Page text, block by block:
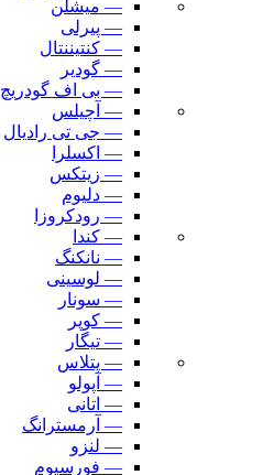
— میشلن
— پیرلی
— کنتیننتال
— گودیر
— بی اف گودریچ
— آچیلس
— جی تی رادیال
— اکسلرا
— زیتکس
— دلیوم
— رودکروزا
— کندا
— نانکنگ
— لوسینی
— سونار
— کوپر
— تیگار
— پتلاس
— آپولو
— اتانی
— آرمسترانگ
— لنزو
— فورسیوم